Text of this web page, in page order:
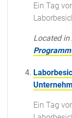
Ein Tag
Located in
Ein Tag